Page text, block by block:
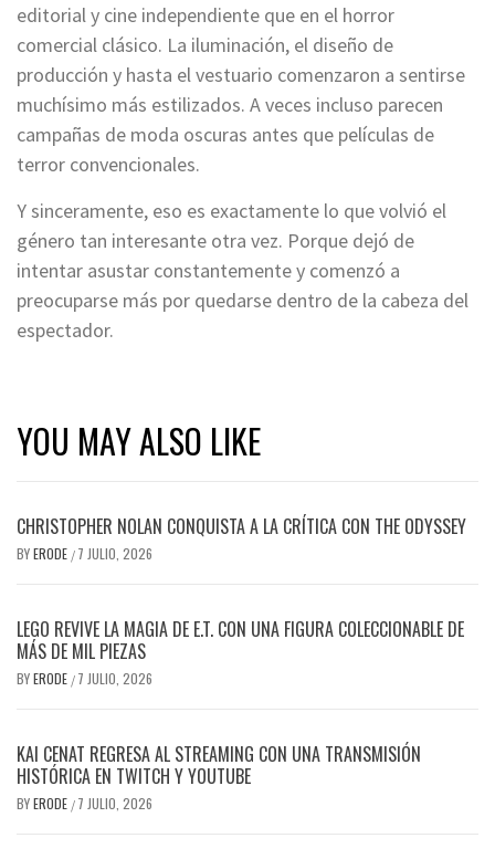
editorial y cine independiente que en el horror
comercial clásico. La iluminación, el diseño de
producción y hasta el vestuario comenzaron a sentirse
muchísimo más estilizados. A veces incluso parecen
campañas de moda oscuras antes que películas de
terror convencionales.
Y sinceramente, eso es exactamente lo que volvió el
género tan interesante otra vez. Porque dejó de
intentar asustar constantemente y comenzó a
preocuparse más por quedarse dentro de la cabeza del
espectador.
YOU MAY ALSO LIKE
CHRISTOPHER NOLAN CONQUISTA A LA CRÍTICA CON THE ODYSSEY
BYERODE / 7 JULIO, 2026
LEGO REVIVE LA MAGIA DE E.T. CON UNA FIGURA COLECCIONABLE DE
MÁS DE MIL PIEZAS
BYERODE / 7 JULIO, 2026
KAI CENAT REGRESA AL STREAMING CON UNA TRANSMISIÓN
HISTÓRICA EN TWITCH Y YOUTUBE
BYERODE / 7 JULIO, 2026